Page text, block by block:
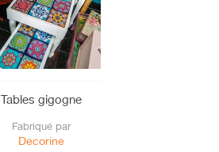
Tables gigogne
Fabriqué par
Decorine